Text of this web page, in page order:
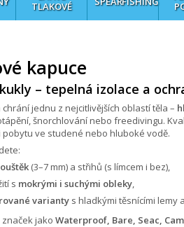
TLAKOVÉ
kapuce
– tepelná izolace a
chrání jednu z nejcitlivějších oblastí těla –
šnorchlování nebo freedivingu.
ve studené nebo hluboké vodě.
(3–7 mm) a střihů (s límcem i bez),
s mokrými i suchými obleky,
varianty s hladkými těsnícími lemy
jako Waterproof, Bare, Seac,